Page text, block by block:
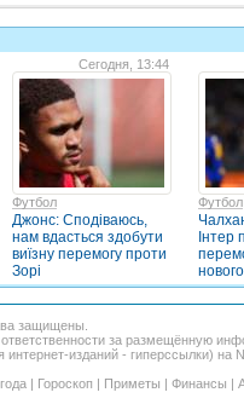
Сегодня, 13:44
Футбол
Джонс: Сподіваюсь,
нам вдасться здобути
виїзну перемогу проти
Зорі
Футбол
Інтер
защищены.
за размещённую
интернет-изданий - гиперссылки) на
| Гороскоп | Приметы | Финансы |